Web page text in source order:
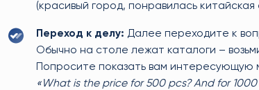
(красивый город, понравилась
Переход к делу: Далее переходите к
Обычно на столе лежат каталоги –
Попросите показать вам интересующую
«What is the price for 500 pcs? And for 1000